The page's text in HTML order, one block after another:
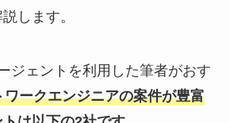
します。
ジェントを利用した筆者がおす
ワークエンジニアの案件が豊富